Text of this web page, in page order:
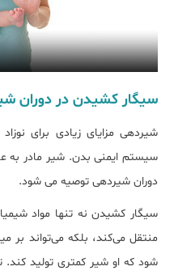
سیگار کشیدن در دوران
شیردهی مزایای زیادی برای
سیستم ایمنی بدن. شیر مادر به
دوران شیردهی توصیه می شود.
سیگار کشیدن نه تنها مواد
منتقل می‌کند، بلکه می‌تواند بر
شود که او شیر کمتری تولید